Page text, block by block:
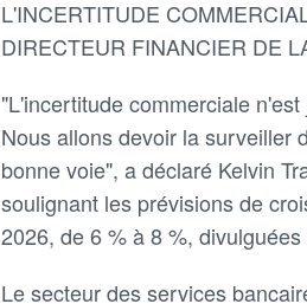
L'INCERTITUDE
DIRECTEUR FINANCIER DE
"L'incertitude commerciale
Nous allons devoir la surveiller
bonne voie", a déclaré Kelvin
soulignant les prévisions de
2026, de 6 % à 8 %,
Le secteur des services